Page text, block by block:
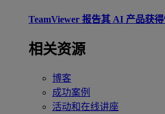
TeamViewer 报告其 AI 产品获得
相关资源
博客
成功案例
活动和在线讲座